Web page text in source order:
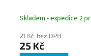
Skladem - expedice 2
21 Kč bez DPH
25 Kč